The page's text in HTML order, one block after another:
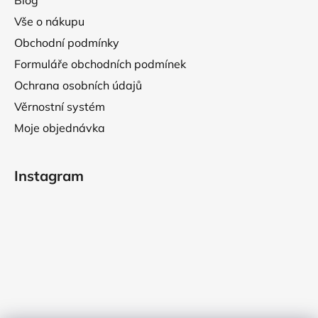
Vše o nákupu
Obchodní podmínky
Formuláře obchodních podmínek
Ochrana osobních údajů
Věrnostní systém
Moje objednávka
Instagram